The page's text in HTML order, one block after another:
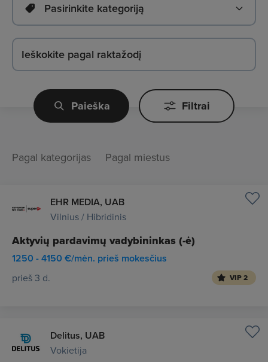
Pasirinkite kategoriją
Paieška Filtrai
Pagal kategorijas Pagal miestus
EHR MEDIA, UAB
Vilnius / Hibridinis
Aktyvių pardavimų vadybininkas (-ė)
1250 - 4150 €/mėn. prieš mokesčius
prieš 3 d. VIP 2
Delitus, UAB
Vokietija